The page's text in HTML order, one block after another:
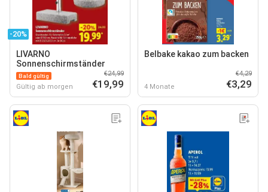
-20%
LIVARNO
Sonnenschirmständer
Bald gültig
Gültig ab morgen
€24,99
€19,99
Belbake kakao zum backen
4 Monate
€4,29
€3,29